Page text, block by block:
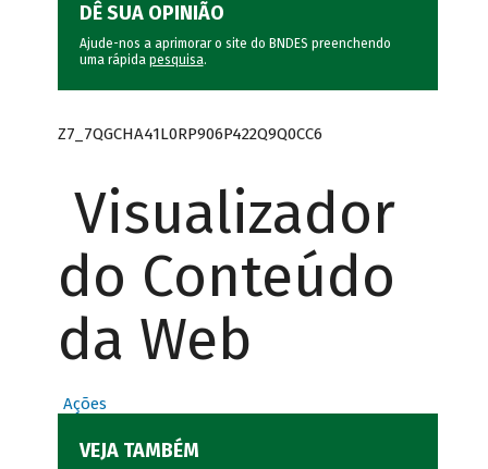
DÊ SUA OPINIÃO
Ajude-nos a aprimorar o site do BNDES preenchendo
uma rápida pesquisa.
Z7_7QGCHA41L0RP906P422Q9Q0CC6
Visualizador
do Conteúdo
da Web
Ações
VEJA TAMBÉM